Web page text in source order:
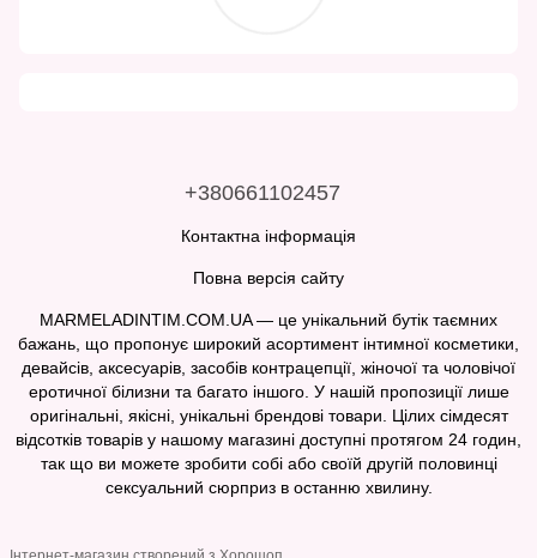
+380661102457
Контактна інформація
Повна версія сайту
MARMELADINTIM.COM.UA — це унікальний бутік таємних
бажань, що пропонує широкий асортимент інтимної косметики,
девайсів, аксесуарів, засобів контрацепції, жіночої та чоловічої
еротичної білизни та багато іншого. У нашій пропозиції лише
оригінальні, якісні, унікальні брендові товари. Цілих сімдесят
відсотків товарів у нашому магазині доступні протягом 24 годин,
так що ви можете зробити собі або своїй другій половинці
сексуальний сюрприз в останню хвилину.